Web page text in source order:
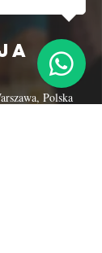
Polska